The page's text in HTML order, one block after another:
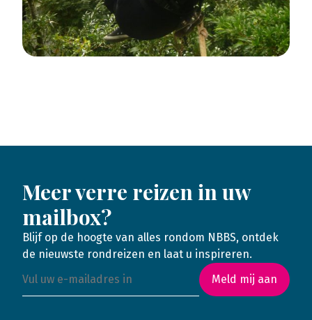
Meer verre reizen in uw
mailbox?
Blijf op de hoogte van alles rondom NBBS, ontdek
de nieuwste rondreizen en laat u inspireren.
Meld mij aan